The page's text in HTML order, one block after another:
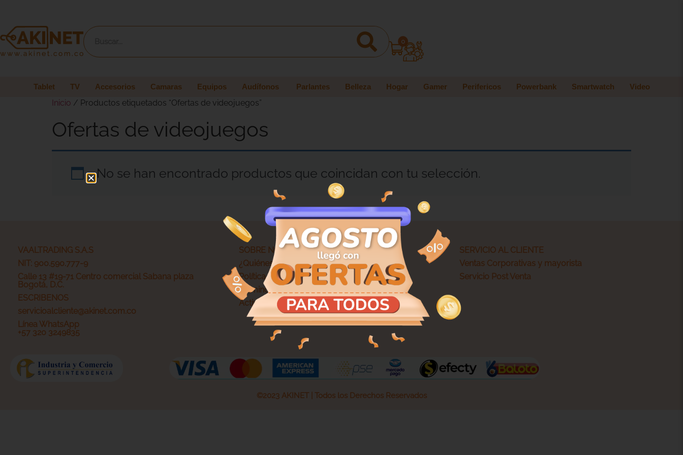
0
Tablet TV Accesorios Camaras Equipos Audífonos Parlantes Belleza Hogar Gamer Perifericos Powerbank Smartwatch Video
Inicio / Productos etiquetados “Ofertas de videojuegos”
Ofertas de videojuegos
No se han encontrado productos que coincidan con tu selección.
VAALTRADING S.A.S
NIT: 900.590.777-9
Calle 13 #19-71 Centro comercial Sabana plaza
Bogotá, D.C.
ESCRIBENOS
servicioalcliente@akinet.com.co
Línea WhatsApp
+57 320 3249835
SOBRE NOSOTROS
¿Quiénes somos?
Política de privacidad
Términos y condiciones
Actividades legales y promociones
SERVICIO AL CLIENTE
Ventas Corporativas y mayorista
Servicio Post Venta
©2023 AKINET | Todos los Derechos Reservados